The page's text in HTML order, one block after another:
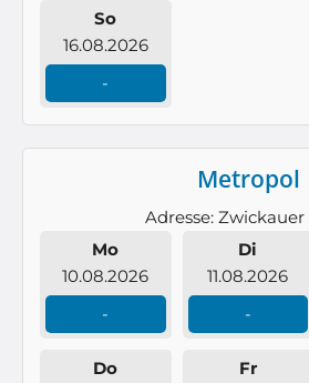
So
16.08.2026
-
Metropol
Adresse: Zwickauer
Mo
10.08.2026
-
Di
11.08.2026
-
Do
Fr